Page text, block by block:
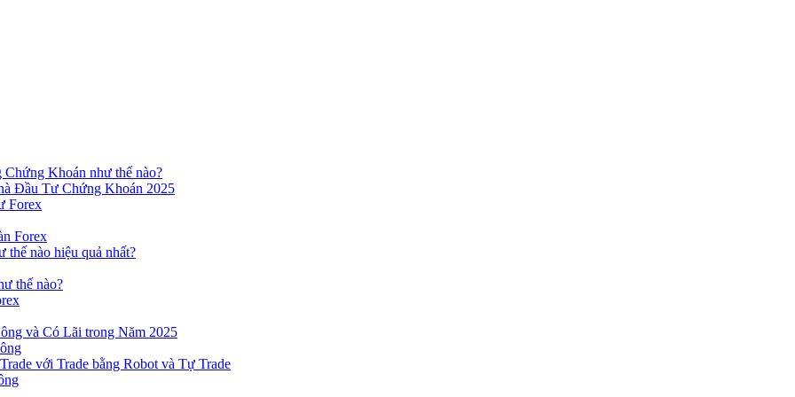
Khoán như thế nào?
Đầu Tư Chứng Khoán 2025
Forex
Forex
nào hiệu quả nhất?
thế nào?
và Có Lãi trong Năm 2025
với Trade bằng Robot và Tự Trade